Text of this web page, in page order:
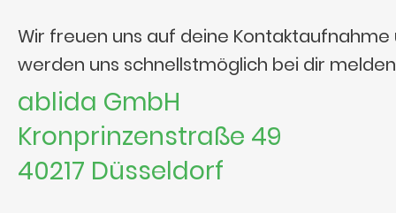
Wir freuen uns auf deine Kontaktaufnahme
werden uns schnellstmöglich bei dir
ablida GmbH
Kronprinzenstraße 49
40217 Düsseldorf